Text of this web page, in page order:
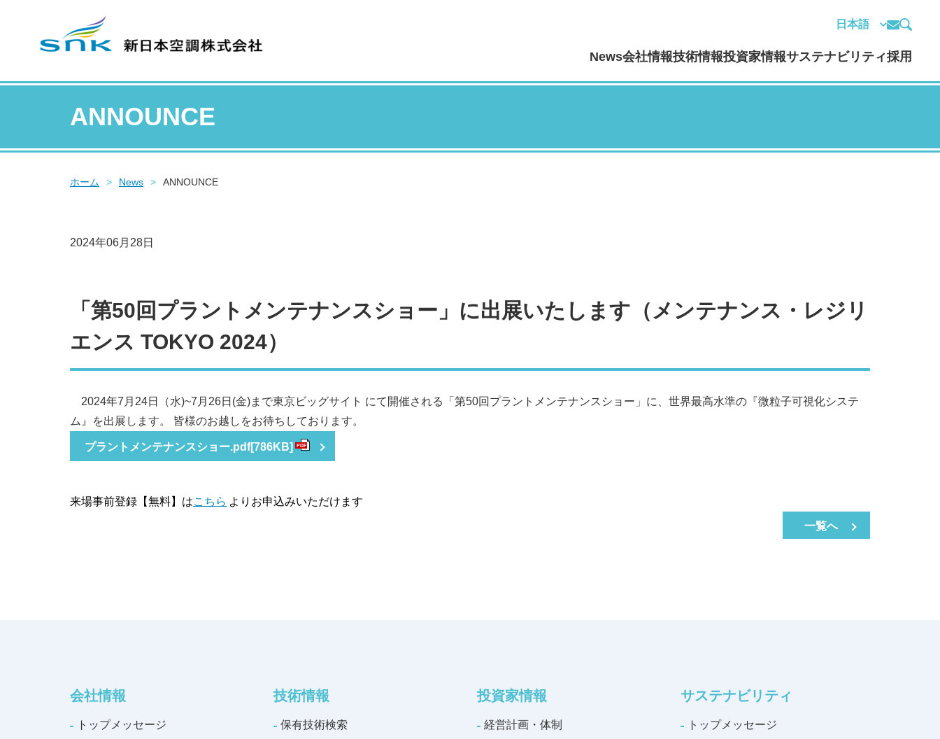
News会社情報技術情報投資家情報サステナビリティ採用
ANNOUNCE
ホーム > News > ANNOUNCE
2024年06月28日
「第50回プラントメンテナンスショー」に出展いたします（メンテナンス・レジリ
エンス TOKYO 2024）
2024年7月24日（水)~7月26日(金)まで東京ビッグサイト にて開催される「第50回プラントメンテナンスショー」に、世界最高水準の『微粒子可視化システ
ム』を出展します。 皆様のお越しをお待ちしております。
プラントメンテナンスショー.pdf[786KB] PDF
来場事前登録【無料】はこちら よりお申込みいただけます
一覧へ
会社情報
トップメッセージ
技術情報
保有技術検索
投資家情報
経営計画・体制
サステナビリティ
トップメッセージ